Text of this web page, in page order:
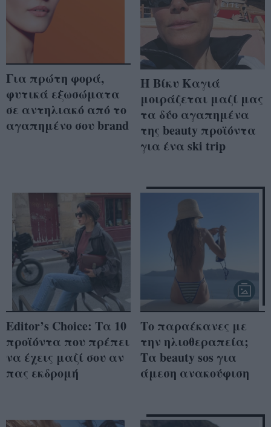
Για πρώτη φορά,
φυτικά εξωσώματα
σε αντηλιακό από το
αγαπημένο σου brand
Η Βίκυ Καγιά
μοιράζεται μαζί μας
τα δύο αγαπημένα
της beauty προϊόντα
για ένα ski trip
Editor’s Choice: Τα 10
προϊόντα που πρέπει
να έχεις μαζί σου αν
πας εκδρομή
Το παραέκανες με
την ηλιοθεραπεία;
Τα beauty sos για
άμεση ανακούφιση